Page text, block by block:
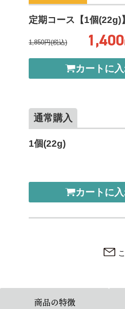
定期コース【1個(22g)】
1,850円(税込) 1,400
カートに
通常購入
1個(22g)
カートに
商品の特徴